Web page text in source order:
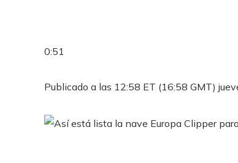
0:51
Publicado a las 12:58 ET (16:58 GMT)